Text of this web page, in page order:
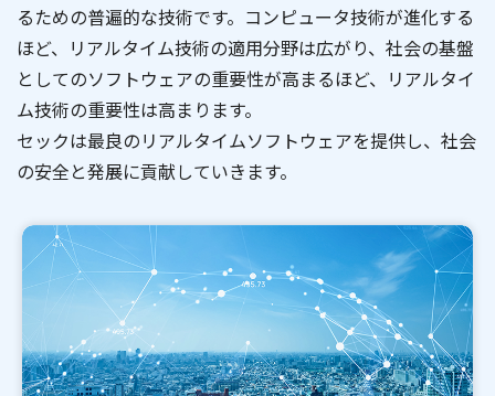
るための普遍的な技術です。コンピュータ技術が進化する
ほど、リアルタイム技術の適用分野は広がり、社会の基盤
としてのソフトウェアの重要性が高まるほど、リアルタイ
ム技術の重要性は高まります。
セックは最良のリアルタイムソフトウェアを提供し、社会
の安全と発展に貢献していきます。